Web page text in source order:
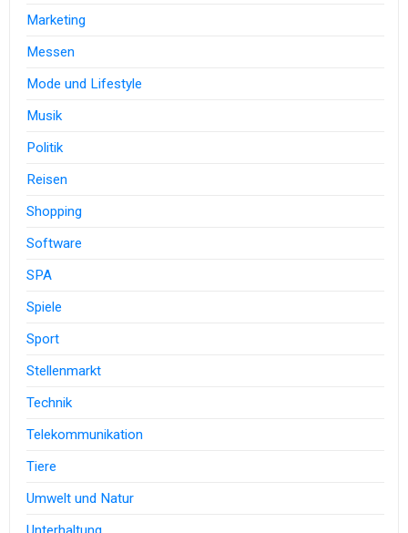
Marketing
Messen
Mode und Lifestyle
Musik
Politik
Reisen
Shopping
Software
SPA
Spiele
Sport
Stellenmarkt
Technik
Telekommunikation
Tiere
Umwelt und Natur